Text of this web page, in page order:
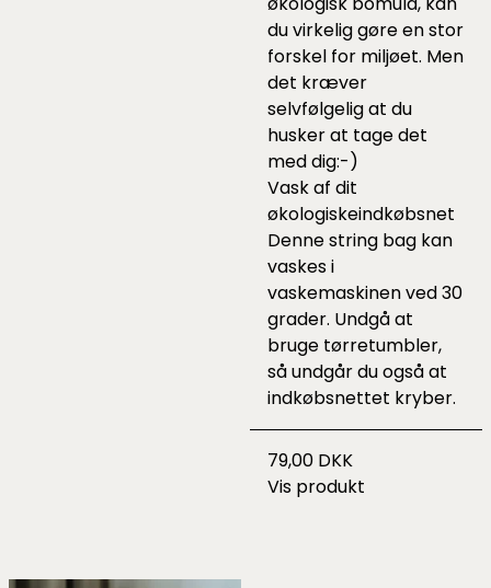
du virkelig gøre en stor
forskel for miljøet. Men
det kræver
selvfølgelig at du
husker at tage det
med dig:-)
Vask af dit
økologiskeindkøbsnet
Denne string bag kan
vaskes i
vaskemaskinen ved 30
grader. Undgå at
bruge tørretumbler,
så undgår du også at
indkøbsnettet kryber.
79,00 DKK
Vis produkt